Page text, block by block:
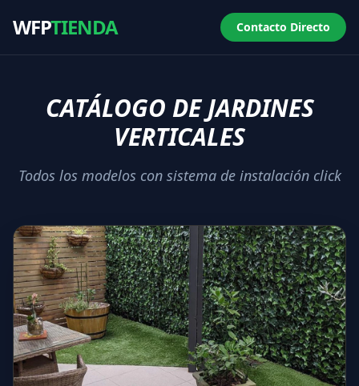
WFPTIENDA Contacto Directo
CATÁLOGO DE JARDINES
VERTICALES
Todos los modelos con sistema de instalación click